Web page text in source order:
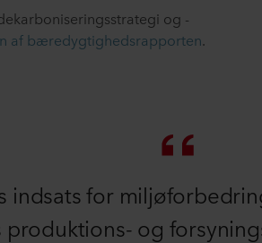
og -
af bæredygtighedsrapporten.
indsats for
produktions- og